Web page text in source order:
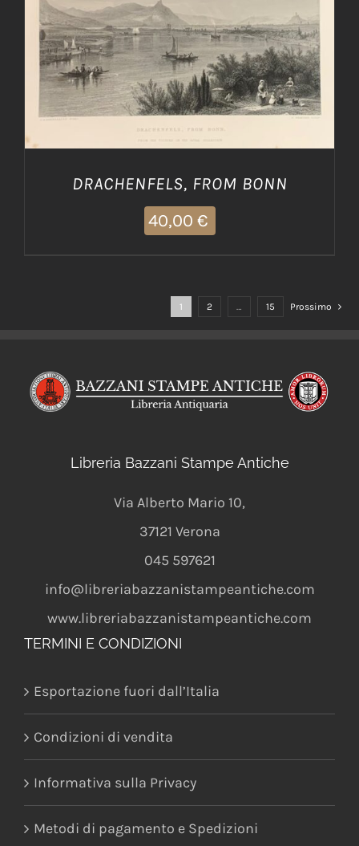
AGGIUNGI AL CARRELLO / DETTAGLI
DRACHENFELS, FROM BONN
40,00 €
1 2 … 15 Prossimo
Libreria Bazzani Stampe Antiche
Via Alberto Mario 10,
37121 Verona
045 597621
info@libreriabazzanistampeantiche.com
www.libreriabazzanistampeantiche.com
TERMINI E CONDIZIONI
Esportazione fuori dall’Italia
Condizioni di vendita
Informativa sulla Privacy
Metodi di pagamento e Spedizioni